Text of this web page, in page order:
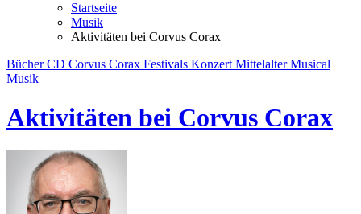
Startseite
Musik
Aktivitäten bei Corvus Corax
BücherCD Corvus Corax Festivals Konzert MittelalterMusical
Musik
Aktivitäten bei Corvus Corax